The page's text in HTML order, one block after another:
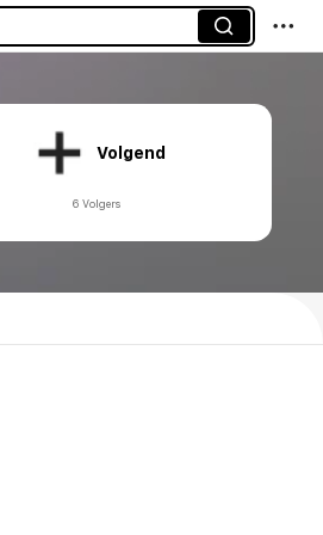
Volgend
6 Volgers